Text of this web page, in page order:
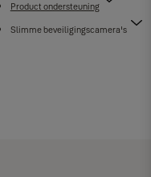
Product ondersteuning
Slimme beveiligingscamera's